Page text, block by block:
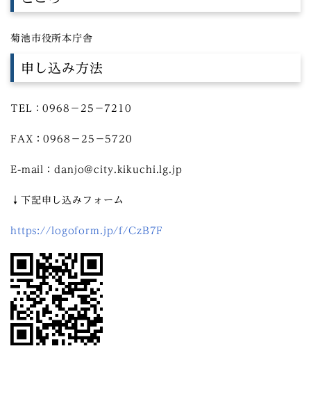
菊池市役所本庁舎
申し込み方法
TEL：0968－25－7210
FAX：0968－25－5720
E-mail：danjo@city.kikuchi.lg.jp
↓下記申し込みフォーム
https://logoform.jp/f/CzB7F